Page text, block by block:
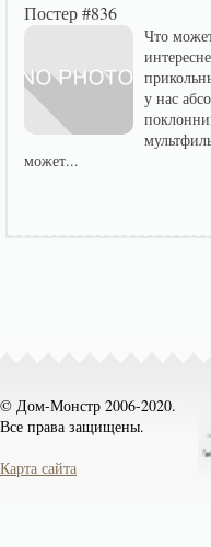
Постер #836
Что
у нас
может...
© Дом-Монстр 2006-2020.
Все права защищены.
Карта сайта